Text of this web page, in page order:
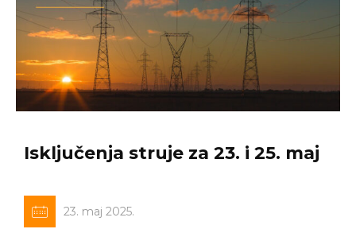
Isključenja struje za 23. i 25. maj
23. maj 2025.